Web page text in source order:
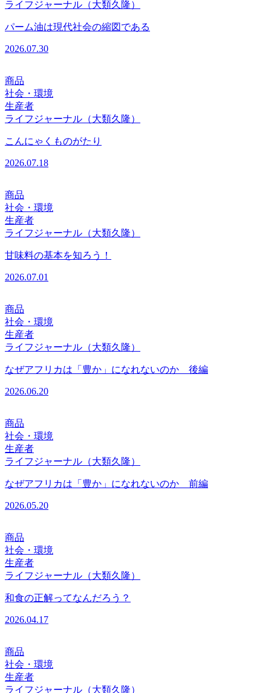
ライフジャーナル（大類久隆）
パーム油は現代社会の縮図である
2026.07.30
商品
社会・環境
生産者
ライフジャーナル（大類久隆）
こんにゃくものがたり
2026.07.18
商品
社会・環境
生産者
ライフジャーナル（大類久隆）
甘味料の基本を知ろう！
2026.07.01
商品
社会・環境
生産者
ライフジャーナル（大類久隆）
なぜアフリカは「豊か」になれないのか 後編
2026.06.20
商品
社会・環境
生産者
ライフジャーナル（大類久隆）
なぜアフリカは「豊か」になれないのか 前編
2026.05.20
商品
社会・環境
生産者
ライフジャーナル（大類久隆）
和食の正解ってなんだろう？
2026.04.17
商品
社会・環境
生産者
ライフジャーナル（大類久隆）